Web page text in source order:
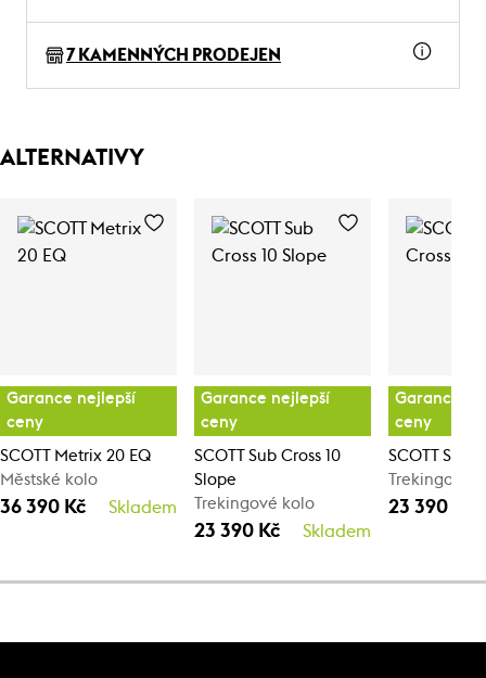
7 KAMENNÝCH PRODEJEN
ALTERNATIVY
Garance nejlepší
ceny
SCOTT Metrix 20 EQ
Městské kolo
36 390 Kč Skladem
Garance nejlepší
ceny
SCOTT Sub Cross 10
Slope
Trekingové kolo
23 390 Kč Skladem
Garance
ceny
SCOTT Sub
Trekingové
23 390 Kč